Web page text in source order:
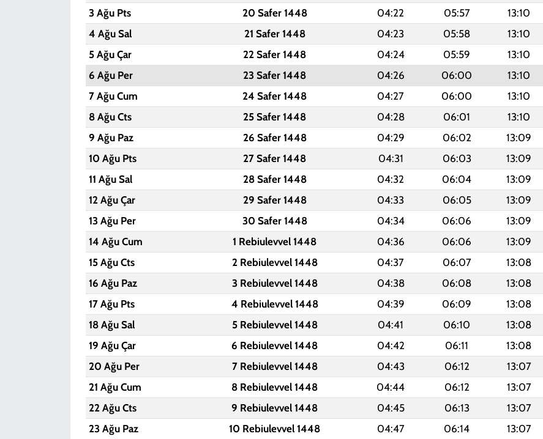
3 Ağu Pts
20 Safer 1448 04:22 05:57 13:10
4 Ağu Sal
21 Safer 1448 04:23 05:58 13:10
5 Ağu Çar
22 Safer 1448 04:24 05:59 13:10
6 Ağu Per
23 Safer 1448 04:26 06:00 13:10
7 Ağu Cum
24 Safer 1448 04:27 06:00 13:10
8 Ağu Cts
25 Safer 1448 04:28 06:01 13:10
9 Ağu Paz
26 Safer 1448 04:29 06:02 13:09
10 Ağu Pts
27 Safer 1448 04:31 06:03 13:09
11 Ağu Sal
28 Safer 1448 04:32 06:04 13:09
12 Ağu Çar
29 Safer 1448 04:33 06:05 13:09
13 Ağu Per
30 Safer 1448 04:34 06:06 13:09
14 Ağu Cum
1 Rebiulevvel 1448 04:36 06:06 13:09
15 Ağu Cts
2 Rebiulevvel 1448 04:37 06:07 13:08
16 Ağu Paz
3 Rebiulevvel 1448 04:38 06:08 13:08
17 Ağu Pts
4 Rebiulevvel 1448 04:39 06:09 13:08
18 Ağu Sal
5 Rebiulevvel 1448 04:41 06:10 13:08
19 Ağu Çar
6 Rebiulevvel 1448 04:42 06:11 13:08
20 Ağu Per
7 Rebiulevvel 1448 04:43 06:12 13:07
21 Ağu Cum
8 Rebiulevvel 1448 04:44 06:12 13:07
22 Ağu Cts
9 Rebiulevvel 1448 04:45 06:13 13:07
23 Ağu Paz
10 Rebiulevvel 1448 04:47 06:14 13:07